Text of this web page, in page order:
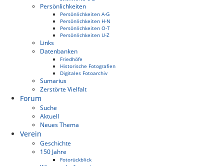
Persönlichkeiten
Persönlichkeiten A-G
Persönlichkeiten H-N
Persönlichkeiten O-T
Persönlichkeiten U-Z
Links
Datenbanken
Friedhöfe
Historische Fotografien
Digitales Fotoarchiv
Sumarius
Zerstörte Vielfalt
Forum
Suche
Aktuell
Neues Thema
Verein
Geschichte
150 Jahre
Fotorückblick